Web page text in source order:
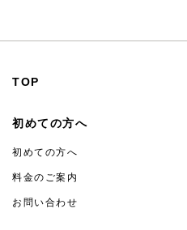
TOP
初めての方へ
初めての方へ
料金のご案内
お問い合わせ